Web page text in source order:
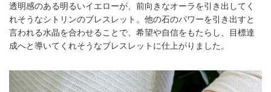
透明感のある明るいイエローが、前向きなオーラを引き出してく
れそうなシトリンのブレスレット。他の石のパワーを引き出すと
言われる水晶を合わせることで、希望や自信をもたらし、目標達
成へと導いてくれそうなブレスレットに仕上がりました。